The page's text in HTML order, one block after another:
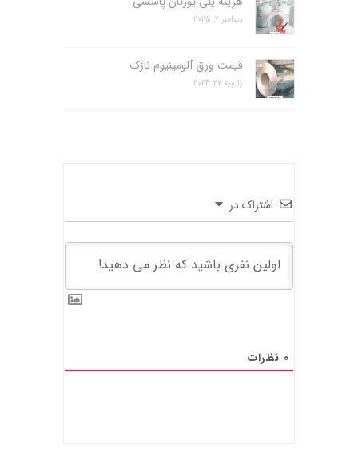
دسامبر 7, 2025
قیمت ورق آلومینیوم نازک
ژانویه 27, 2024
اشتراک در
0 نظرات